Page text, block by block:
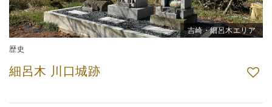
吉崎・細呂木エリア
歴史
細呂木 川口城跡